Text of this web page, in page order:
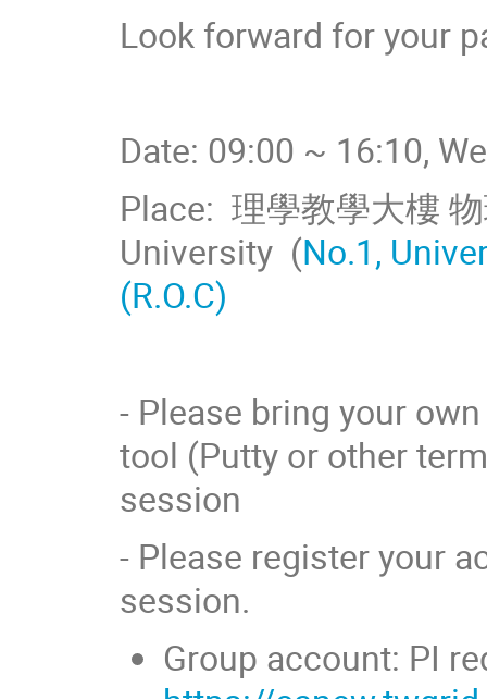
Look forward for your
Date: 09:00 ~ 16:10,
Place: 理學教學大樓
University (No.1,
(R.O.C)
- Please bring your
tool (Putty or other
session
- Please register your
session.
Group account: PI